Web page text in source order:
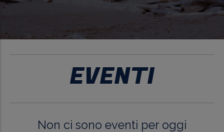
EVENTI
Non ci sono eventi per oggi